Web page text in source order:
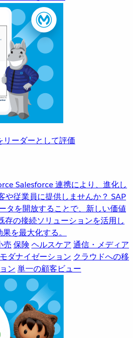
ーダーとして評価
Salesforce 連携により、進化し
や従業員に提供しませんか？ SAP
タを開放することで、新しい価値
存の接続ソリューションを活用し
を最大化する。
売 保険 ヘルスケア 通信・メディア
ダナイゼーション クラウドへの移
ン 単一の顧客ビュー